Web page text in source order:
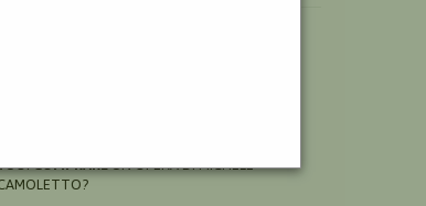
COMPRAREUN'OPERA DI MICHELE